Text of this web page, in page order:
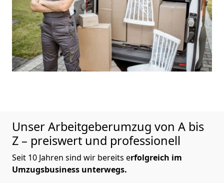
Unser Arbeitgeberumzug von A bis
Z – preiswert und professionell
Seit 10 Jahren sind wir bereits erfolgreich im
Umzugsbusiness unterwegs.